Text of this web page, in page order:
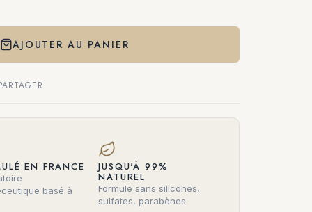
AJOUTER AU PANIER
EN FRANCE
basé à
JUSQU'À 99%
NATUREL
Formule sans silicones,
sulfates, parabènes